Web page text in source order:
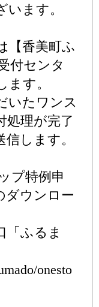
います。
【香美町ふ
付センタ
ます。
いたワンス
処理が完了
信します。
プ特例申
ダウンロー
「ふるま
onesto